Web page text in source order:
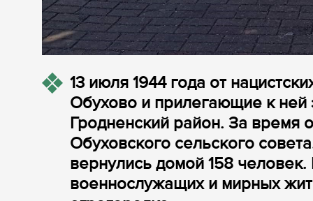
13 июля 1944 года от
Обухово и прилегающие к
Гродненский район. За время
Обуховского сельского
вернулись домой 158
военнослужащих и мирных